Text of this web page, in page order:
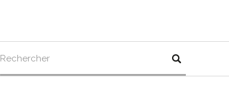
Rechercher